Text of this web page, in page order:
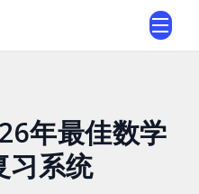
年最佳数学
习系统